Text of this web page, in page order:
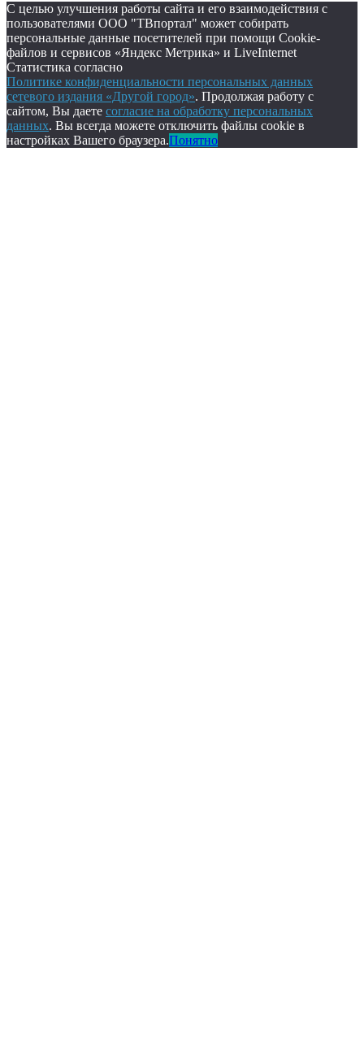
С целью улучшения работы сайта и его взаимодействия с
пользователями ООО "ТВпортал" может собирать
персональные данные посетителей при помощи Cookie-
файлов и сервисов «Яндекс Метрика» и LiveInternet
Статистика согласно
Политике конфиденциальности персональных данных
сетевого издания «Другой город». Продолжая работу с
сайтом, Вы даете согласие на обработку персональных
данных. Вы всегда можете отключить файлы cookie в
настройках Вашего браузера.Понятно